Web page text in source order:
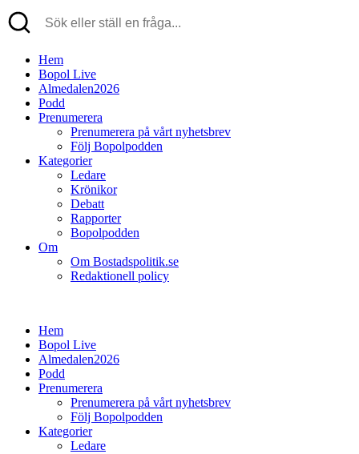
Hem
Bopol Live
Almedalen2026
Podd
Prenumerera
Prenumerera på vårt nyhetsbrev
Följ Bopolpodden
Kategorier
Ledare
Krönikor
Debatt
Rapporter
Bopolpodden
Om
Om Bostadspolitik.se
Redaktionell policy
Hem
Bopol Live
Almedalen2026
Podd
Prenumerera
Prenumerera på vårt nyhetsbrev
Följ Bopolpodden
Kategorier
Ledare